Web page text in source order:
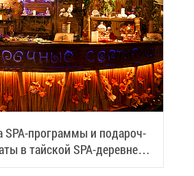
SPA-про­грам­мы и по­да­роч­
в тай­ской SPA-де­ревне